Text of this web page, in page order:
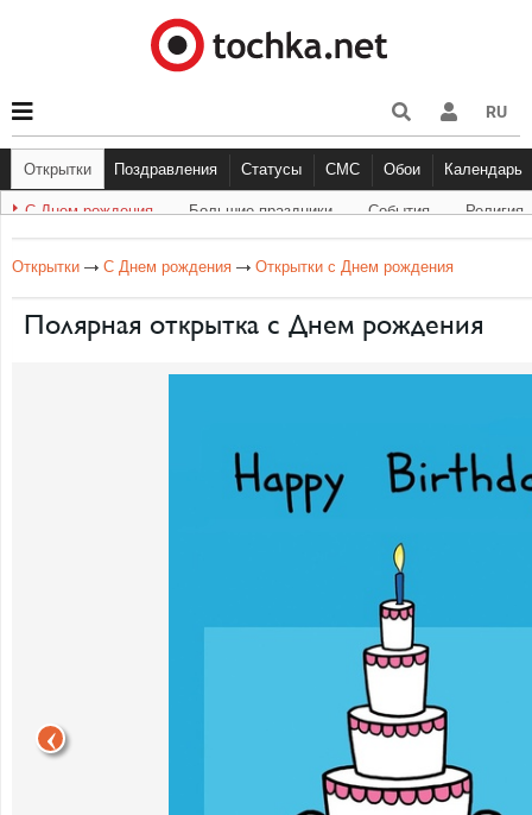
RU
Открытки Поздравления
С Днем рождения Большие праздники Cобытия
Статусы
Другое Прикольные Грустные
СМС
С Днём Рождения
Обои
Музыка
Календарь
С Днем рождения Большие праздники События Религия
Открытки С Днем рождения Открытки с Днем рождения
Полярная открытка с Днем рождения